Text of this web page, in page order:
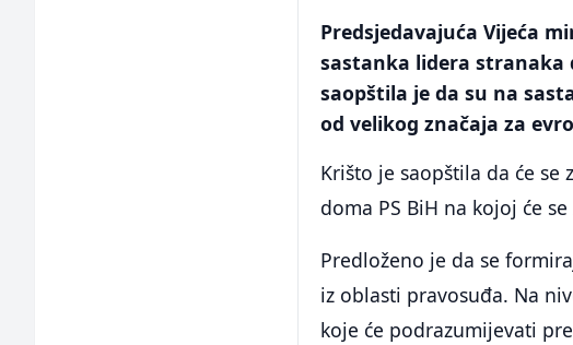
Predsjedavajuća Vijeća
sastanka lidera stranaka
saopštila je da su na
od velikog značaja za
Krišto je saopštila da će se
doma PS BiH na kojoj će
Predloženo je da se
iz oblasti pravosuđa. Na
koje će podrazumijevati